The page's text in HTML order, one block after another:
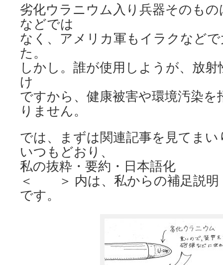
劣化ウラニウム入り兵器そのも
などでは
なく、アメリカ軍もイラクなど
た。
しかし。誰が使用しようが、放
け
ですから、健康被害や環境汚染
りません。
では、まずは関連記事を見てま
いつもどおり、
私の抜粋・要約・日本語化
＜ ＞ 内は、私からの補足説明
です。